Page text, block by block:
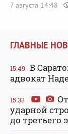
7 августа 14:48
ГЛАВНЫЕ
15:49 В
адвокат
15:33
ударной
до третьего